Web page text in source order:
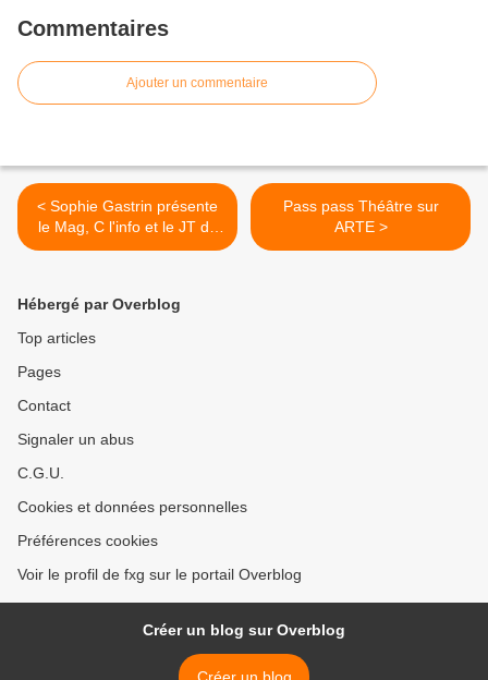
Commentaires
Ajouter un commentaire
< Sophie Gastrin présente
le Mag, C l'info et le JT de
Télématin
Pass pass Théâtre sur
ARTE >
Hébergé par Overblog
Top articles
Pages
Contact
Signaler un abus
C.G.U.
Cookies et données personnelles
Préférences cookies
Voir le profil de fxg sur le portail Overblog
Créer un blog sur Overblog